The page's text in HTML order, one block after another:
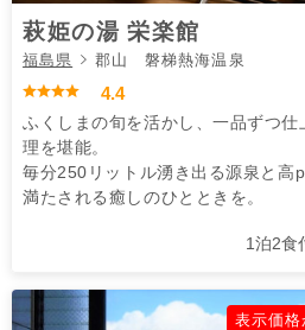
萩姫の湯 栄楽館
福島県 郡山 磐梯熱海温泉
4.4
ふくしまの旬を活かし、一品ずつ
理を堪能。
毎分250リットル湧き出る源泉と高
満たされる癒しのひとときを。
1泊2食
表示価格